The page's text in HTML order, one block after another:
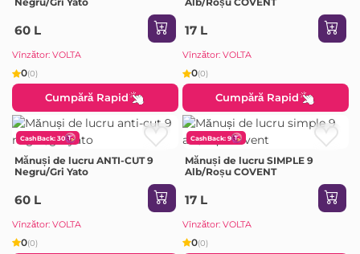
60 L
Vînzător: VOLTA
0(0)
Cumpără Rapid
17 L
Vînzător: VOLTA
0(0)
Cumpără Rapid
CashBack: 30
Mănuși de lucru ANTI-CUT 9
Negru/Gri Yato
60 L
Vînzător: VOLTA
0(0)
CashBack: 9
Mănuși de lucru SIMPLE 9
Alb/Roșu COVENT
17 L
Vînzător: VOLTA
0(0)